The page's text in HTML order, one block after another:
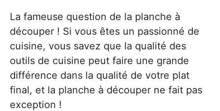
La fameuse question de la planche à
découper ! Si vous êtes un passionné de
cuisine, vous savez que la qualité des
outils de cuisine peut faire une grande
différence dans la qualité de votre plat
final, et la planche à découper ne fait pas
exception !